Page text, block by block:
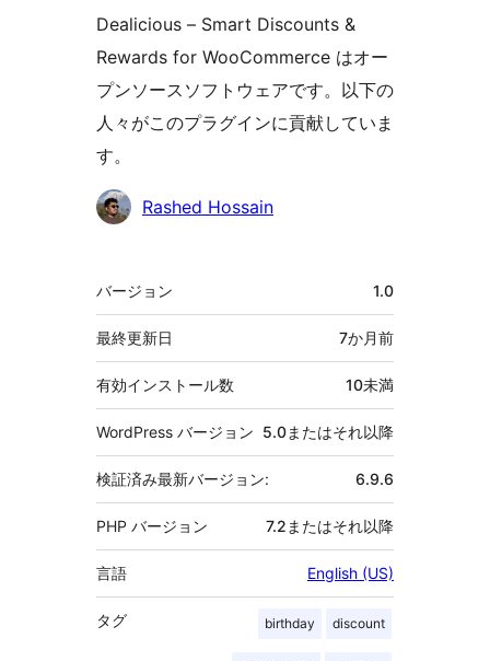
Dealicious – Smart Discounts &
Rewards for WooCommerce はオー
プンソースソフトウェアです。以下の
人々がこのプラグインに貢献していま
す。
貢
Rashed Hossain
メ
タ
バージョン 1.0
最終更新日 7か月前
有効インストール数 10未満
WordPress バージョン 5.0またはそれ以降
検証済み最新バージョン: 6.9.6
PHP バージョン 7.2またはそれ以降
言語 English (US)
タグ birthday discount